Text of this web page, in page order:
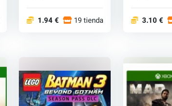
1.94 € 19 tiendas 3.10 €